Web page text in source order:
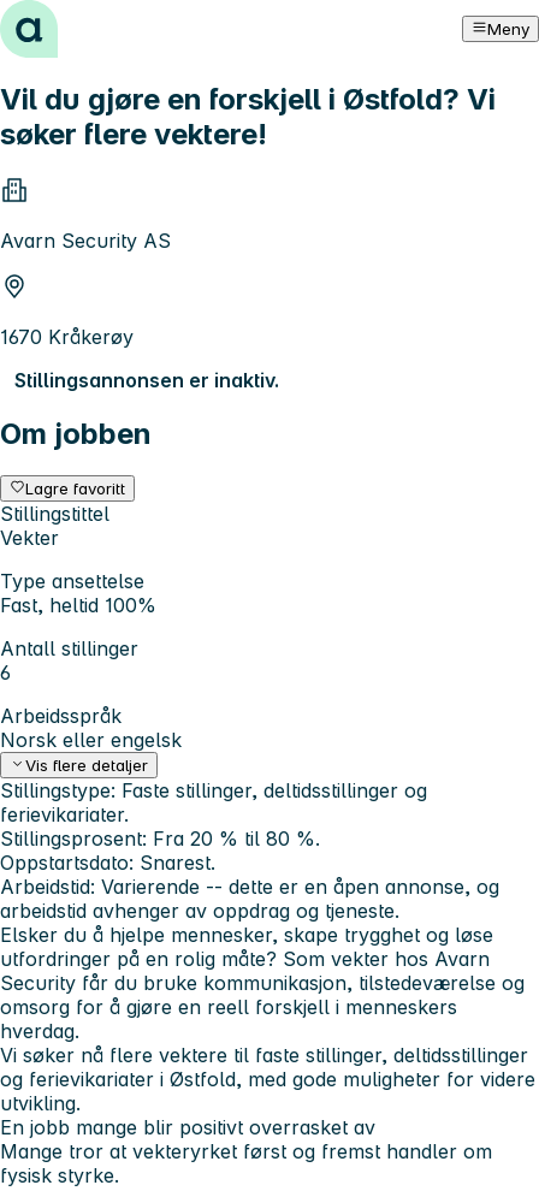
Hopp til innhold Meny
Vil du gjøre en forskjell i Østfold? Vi
søker flere vektere!
Avarn Security AS
1670 Kråkerøy
Stillingsannonsen er inaktiv.
Om jobben
Lagre favoritt
Stillingstittel
Vekter
Type ansettelse
Fast, heltid 100%
Antall stillinger
6
Arbeidsspråk
Norsk eller engelsk
Vis flere detaljer
Stillingstype: Faste stillinger, deltidsstillinger og
ferievikariater.
Stillingsprosent: Fra 20 % til 80 %.
Oppstartsdato: Snarest.
Arbeidstid: Varierende -- dette er en åpen annonse, og
arbeidstid avhenger av oppdrag og tjeneste.
Elsker du å hjelpe mennesker, skape trygghet og løse
utfordringer på en rolig måte? Som vekter hos Avarn
Security får du bruke kommunikasjon, tilstedeværelse og
omsorg for å gjøre en reell forskjell i menneskers
hverdag.
Vi søker nå flere vektere til faste stillinger, deltidsstillinger
og ferievikariater i Østfold, med gode muligheter for videre
utvikling.
En jobb mange blir positivt overrasket av
Mange tror at vekteryrket først og fremst handler om
fysisk styrke.